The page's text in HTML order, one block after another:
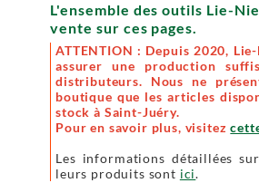
L'ensemble des outils Lie-
vente sur ces pages.
ATTENTION : Depuis 2020,
assurer une production
distributeurs. Nous ne
boutique que les articles
stock à Saint-Juéry.
Pour en savoir plus, visitez
Les informations détaillées
leurs produits sont ici.